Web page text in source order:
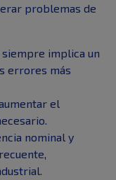
problemas de
siempre implica un
errores más
el
nominal y